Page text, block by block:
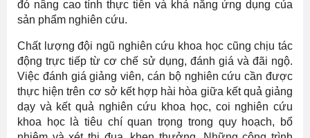
đó nâng cao tính thực tiễn và khả năng ứng dụng của
sản phẩm nghiên cứu.
Chất lượng đội ngũ nghiên cứu khoa học cũng chịu tác
động trực tiếp từ cơ chế sử dụng, đánh giá và đãi ngộ.
Việc đánh giá giảng viên, cán bộ nghiên cứu cần được
thực hiện trên cơ sở kết hợp hài hòa giữa kết quả giảng
dạy và kết quả nghiên cứu khoa học, coi nghiên cứu
khoa học là tiêu chí quan trọng trong quy hoạch, bổ